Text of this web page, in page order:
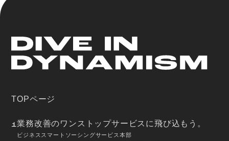
TOPページ
1業務改善のワンストップサービスに飛び込もう。
ビジネススマートソーシングサービス本部